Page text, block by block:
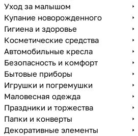
Уход за малышом
Купание новорожденного
Гигиена и здоровье
Косметические средства
Автомобильные кресла
Безопасность и комфорт
Бытовые приборы
Игрушки и погремушки
Маловесная одежда
Праздники и торжества
Папки и конверты
Декоративные элементы